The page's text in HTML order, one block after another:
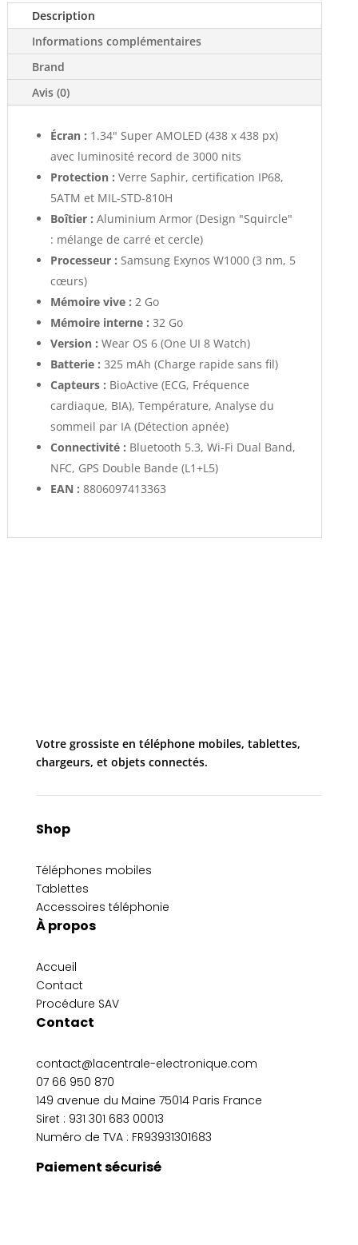
Description
Informations complémentaires
Brand
Avis (0)
Écran : 1.34" Super AMOLED (438 x 438 px)
avec luminosité record de 3000 nits
Protection : Verre Saphir, certification IP68,
5ATM et MIL-STD-810H
Boîtier : Aluminium Armor (Design "Squircle"
: mélange de carré et cercle)
Processeur : Samsung Exynos W1000 (3 nm, 5
cœurs)
Mémoire vive : 2 Go
Mémoire interne : 32 Go
Version : Wear OS 6 (One UI 8 Watch)
Batterie : 325 mAh (Charge rapide sans fil)
Capteurs : BioActive (ECG, Fréquence
cardiaque, BIA), Température, Analyse du
sommeil par IA (Détection apnée)
Connectivité : Bluetooth 5.3, Wi-Fi Dual Band,
NFC, GPS Double Bande (L1+L5)
EAN : 8806097413363
Votre grossiste en téléphone mobiles, tablettes,
chargeurs, et objets connectés.
Shop
Téléphones mobiles
Tablettes
Accessoires téléphonie
À propos
Accueil
Contact
Procédure SAV
Contact
contact@lacentrale-electronique.com
07 66 950 870
149 avenue du Maine 75014 Paris France
Siret : 931 301 683 00013
Numéro de TVA : FR93931301683
Paiement sécurisé